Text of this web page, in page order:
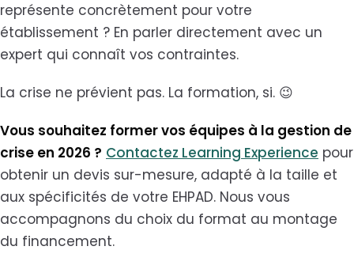
représente concrètement pour votre
établissement ? En parler directement avec un
expert qui connaît vos contraintes.
La crise ne prévient pas. La formation, si. 😉
Vous souhaitez former vos équipes à la gestion de
crise en 2026 ? Contactez Learning Experience pour
obtenir un devis sur-mesure, adapté à la taille et
aux spécificités de votre EHPAD. Nous vous
accompagnons du choix du format au montage
du financement.